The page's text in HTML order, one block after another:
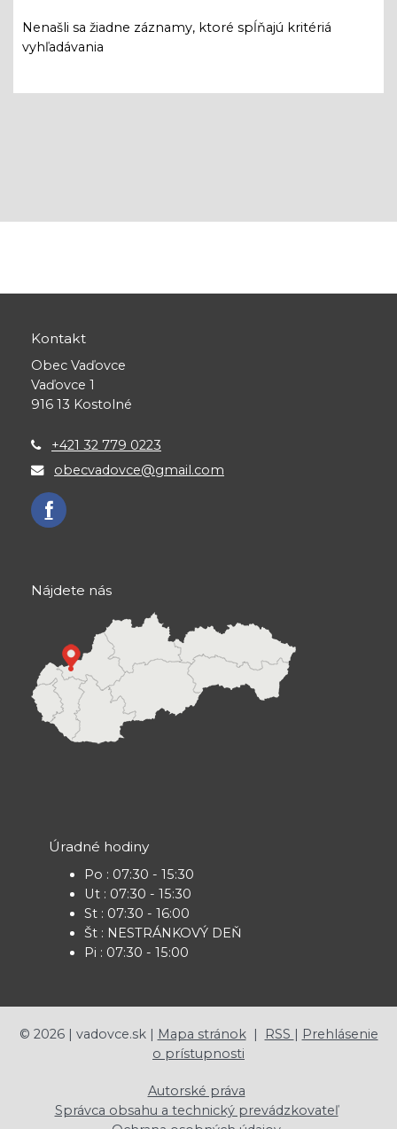
Nenašli sa žiadne záznamy, ktoré spĺňajú kritériá
vyhľadávania
Kontakt
Obec Vaďovce
Vaďovce 1
916 13 Kostolné
+421 32 779 0223
obecvadovce@gmail.com
Nájdete nás
Úradné hodiny
Po : 07:30 - 15:30
Ut : 07:30 - 15:30
St : 07:30 - 16:00
Št : NESTRÁNKOVÝ DEŇ
Pi : 07:30 - 15:00
© 2026| vadovce.sk | Mapa stránok| RSS | Prehlásenie
o prístupnosti
Autorské práva
Správca obsahu a technický prevádzkovateľ